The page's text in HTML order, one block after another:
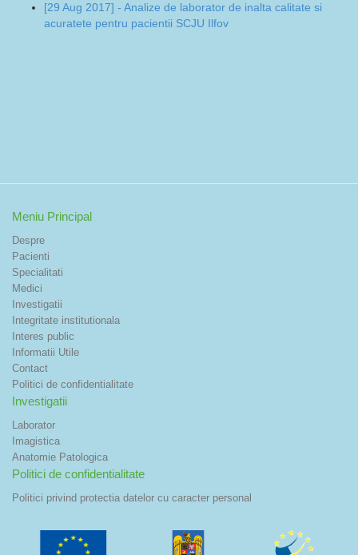
[29 Aug 2017] - Analize de laborator de inalta calitate si
acuratete pentru pacientii SCJU Ilfov
Meniu Principal
Despre
Pacienti
Specialitati
Medici
Investigatii
Integritate institutionala
Interes public
Informatii Utile
Contact
Politici de confidentialitate
Investigatii
Laborator
Imagistica
Anatomie Patologica
Politici de confidentialitate
Politici privind protectia datelor cu caracter personal